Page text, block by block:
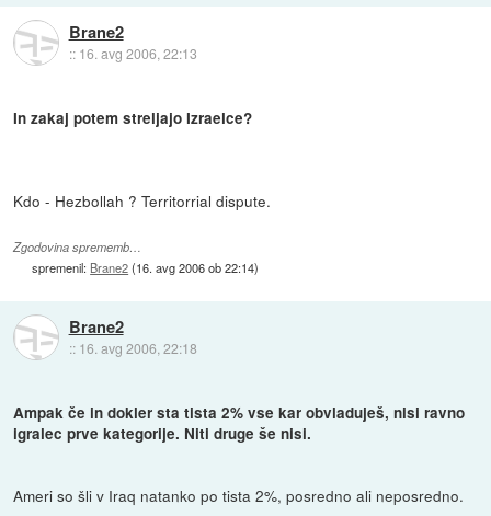
Brane2
:: 16. avg 2006, 22:13
In zakaj potem streljajo Izraelce?
Kdo - Hezbollah ? Territorrial dispute.
Zgodovina sprememb…
spremenil: Brane2(16. avg 2006 ob 22:14)
Brane2
:: 16. avg 2006, 22:18
Ampak če in dokler sta tista 2% vse kar obvladuješ, nisi ravno
igralec prve kategorije. Niti druge še nisi.
Ameri so šli v Iraq natanko po tista 2%, posredno ali neposredno.